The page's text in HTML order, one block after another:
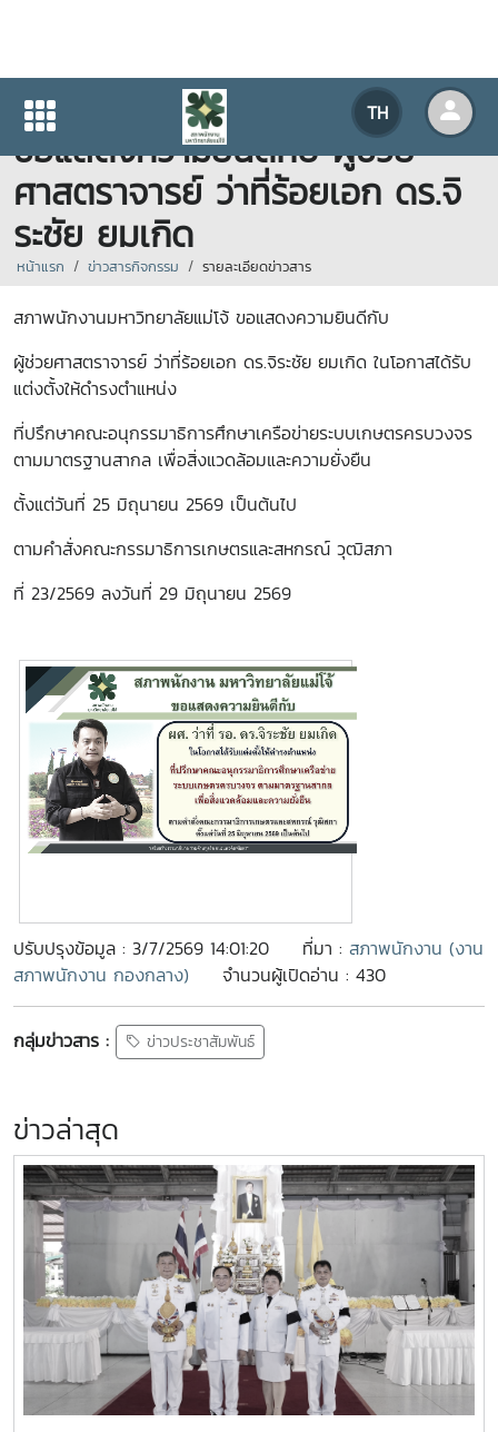
TH
สภาพนักงานมหาวิทยาลัยแม่โจ้
ขอแสดงความยินดีกับ ผู้ช่วย
ศาสตราจารย์ ว่าที่ร้อยเอก ดร.จิ
ระชัย ยมเกิด
หน้าแรก ข่าวสารกิจกรรม รายละเอียดข่าวสาร
สภาพนักงานมหาวิทยาลัยแม่โจ้ ขอแสดงความยินดีกับ
ผู้ช่วยศาสตราจารย์ ว่าที่ร้อยเอก ดร.จิระชัย ยมเกิด ในโอกาสได้รับ
แต่งตั้งให้ดำรงตำแหน่ง
ที่ปรึกษาคณะอนุกรรมาธิการศึกษาเครือข่ายระบบเกษตรครบวงจร
ตามมาตรฐานสากล เพื่อสิ่งแวดล้อมและความยั่งยืน
ตั้งแต่วันที่ 25 มิถุนายน 2569 เป็นต้นไป
ตามคำสั่งคณะกรรมาธิการเกษตรและสหกรณ์ วุฒิสภา
ที่ 23/2569 ลงวันที่ 29 มิถุนายน 2569
ปรับปรุงข้อมูล : 3/7/2569 14:01:20 ที่มา : สภาพนักงาน (งาน
สภาพนักงาน กองกลาง)
จำนวนผู้เปิดอ่าน : 430
กลุ่มข่าวสาร : ข่าวประชาสัมพันธ์
ข่าวล่าสุด